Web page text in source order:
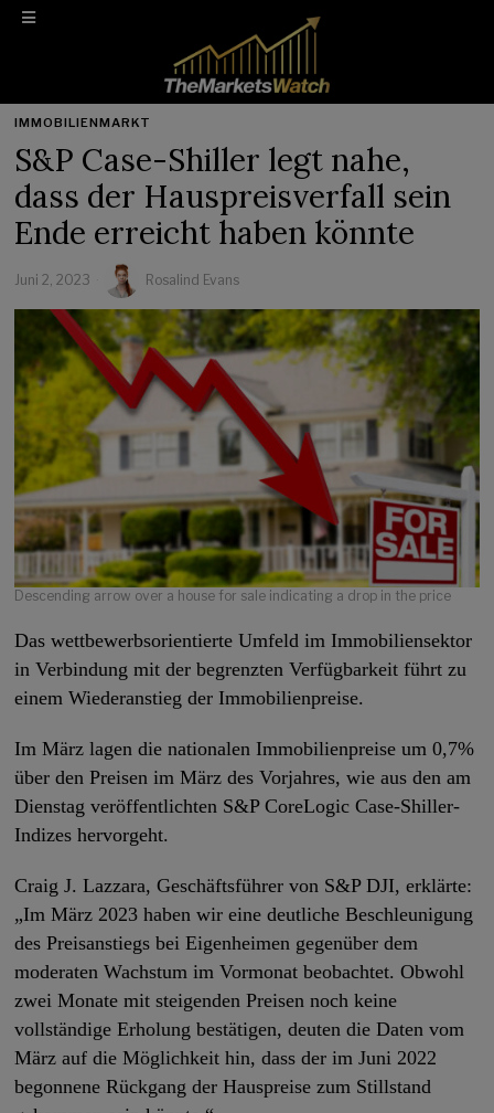
IMMOBILIENMARKT
S&P Case-Shiller legt nahe,
dass der Hauspreisverfall sein
Ende erreicht haben könnte
Juni 2, 2023 Rosalind Evans
Descending arrow over a house for sale indicating a drop in the price
Das wettbewerbsorientierte Umfeld im Immobiliensektor
in Verbindung mit der begrenzten Verfügbarkeit führt zu
einem Wiederanstieg der Immobilienpreise.
Im März lagen die nationalen Immobilienpreise um 0,7%
über den Preisen im März des Vorjahres, wie aus den am
Dienstag veröffentlichten S&P CoreLogic Case-Shiller-
Indizes hervorgeht.
Craig J. Lazzara, Geschäftsführer von S&P DJI, erklärte:
„Im März 2023 haben wir eine deutliche Beschleunigung
des Preisanstiegs bei Eigenheimen gegenüber dem
moderaten Wachstum im Vormonat beobachtet. Obwohl
zwei Monate mit steigenden Preisen noch keine
vollständige Erholung bestätigen, deuten die Daten vom
März auf die Möglichkeit hin, dass der im Juni 2022
begonnene Rückgang der Hauspreise zum Stillstand